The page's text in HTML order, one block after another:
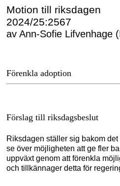
Motion till riksdagen
2024/25:2567
av Ann-Sofie Lifvenhage
Förenkla adoption
Förslag till riksdagsbeslut
Riksdagen ställer sig bakom
se över möjligheten att ge fler
uppväxt genom att förenkla
och tillkännager detta för